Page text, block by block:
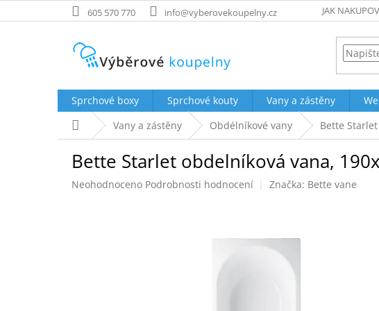
na
605 570 770 info@vyberovekoupelny.cz JAK
Sprchové boxy Sprchové kouty Vany a zástěny
Domů Vany a zástěny Obdélníkové vany Bette
Bette Starlet obdelníková vana,
Průměrné
Neohodnoceno Podrobnosti hodnocení Značka: Bette vane